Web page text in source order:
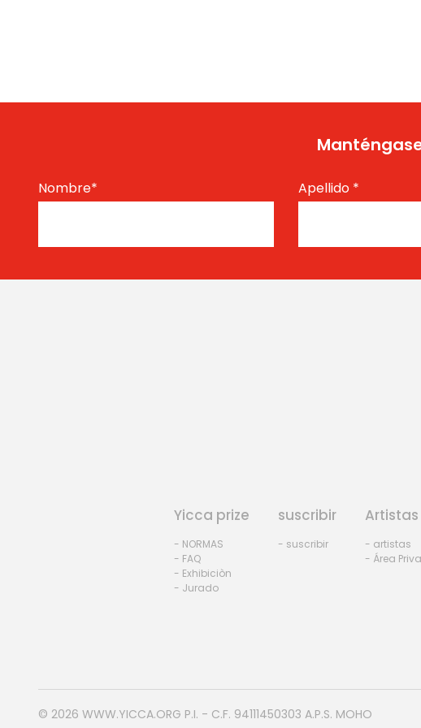
Nombre* Apellido *
Yicca prize
- NORMAS
- FAQ
- Exhibiciòn
- Jurado
suscribir
- suscribir
- artistas
- Área
© 2026 WWW.YICCA.ORG P.I. - C.F. 94111450303 A.P.S. MOHO